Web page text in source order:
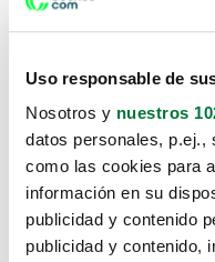
Uso responsable de
Nosotros y nuestros
datos personales, p.ej.,
como las cookies para
información en su
publicidad y contenido
publicidad y contenido,
Lo sentimos,
te hemos